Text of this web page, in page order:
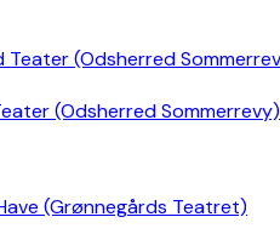
(Odsherred Sommerrevy)